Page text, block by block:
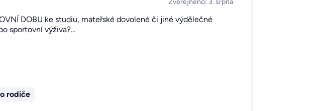
Zveřejněno: 3. srpna
DOBU ke studiu, mateřské dovolené či jiné výdělečné
sportovní výživa?…
rodiče